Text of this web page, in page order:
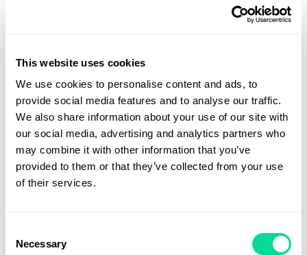
This website uses cookies
We use cookies to personalise content and ads, to
provide social media features and to analyse our traffic.
We also share information about your use of our site with
our social media, advertising and analytics partners who
may combine it with other information that you’ve
provided to them or that they’ve collected from your use
of their services.
Selection
Necessary
549kr